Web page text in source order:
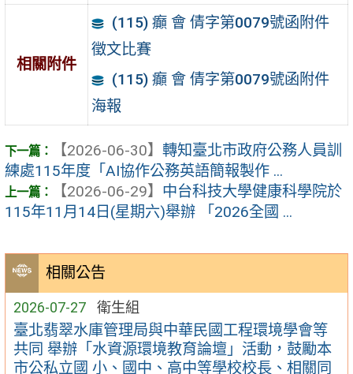
相關公告
2026-07-27 衛生組
臺北翡翠水庫管理局與中華民國工程環境學會等
共同 舉辦「水資源環境教育論壇」活動，鼓勵本
市公私立國 小、國中、高中等學校校長、相關同
相關附件
(115) 癲 會 倩字第0079號函附件
徵文比賽
(115) 癲 會 倩字第0079號函附件
海報
【2026-06-30】 轉知臺北市政府公務人員訓
練處115年度「AI協作公務英語簡報製作 ...
【2026-06-29】 中台科技大學健康科學院於
115年11月14日(星期六)舉辦 「2026全國 ...